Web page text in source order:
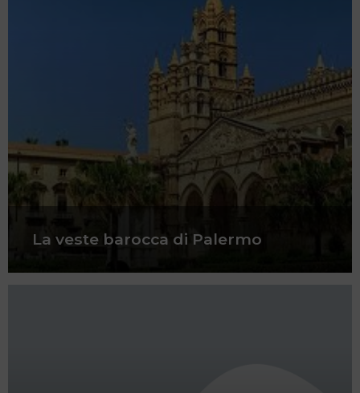
La veste barocca di Palermo